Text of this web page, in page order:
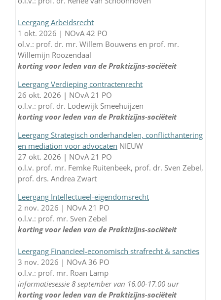
Leergang Arbeidsrecht
1 okt. 2026 | NOvA 42 PO
ol.v.: prof. dr. mr. Willem Bouwens en prof. mr.
Willemijn Roozendaal
korting voor leden van de Praktizijns-sociëteit
Leergang Verdieping contractenrecht
26 okt. 2026 | NOvA 21 PO
o.l.v.: prof. dr. Lodewijk Smeehuijzen
korting voor leden van de Praktizijns-sociëteit
Leergang Strategisch onderhandelen, conflicthantering
en mediation voor advocaten NIEUW
27 okt. 2026 | NOvA 21 PO
o.l.v. prof. mr. Femke Ruitenbeek, prof. dr. Sven Zebel,
prof. drs. Andrea Zwart
Leergang Intellectueel-eigendomsrecht
2 nov. 2026 | NOvA 21 PO
o.l.v.: prof. mr. Sven Zebel
korting voor leden van de Praktizijns-sociëteit
Leergang Financieel-economisch strafrecht & sancties
3 nov. 2026 | NOvA 36 PO
o.l.v.: prof. mr. Roan Lamp
informatiesessie 8 september van 16.00-17.00 uur
korting voor leden van de Praktizijns-sociëteit